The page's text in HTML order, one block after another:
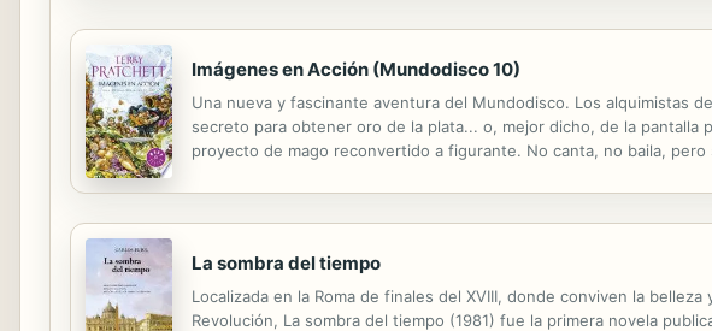
Imágenes en Acción (Mundodisco 10)
Una nueva y fascinante aventura del Mundodisco. Los alquimistas
secreto para obtener oro de la plata... o, mejor dicho, de la
proyecto de mago reconvertido a figurante. No canta, no baila,
La sombra del tiempo
Localizada en la Roma de finales del XVIII, donde conviven la
Revolución, La sombra del tiempo (1981) fue la primera novela